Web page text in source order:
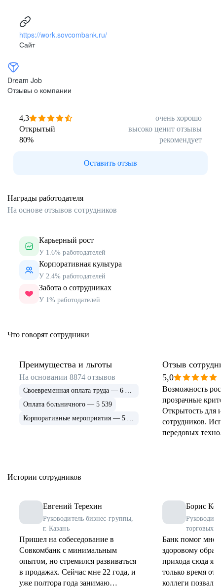
https://work.sovcombank.ru/
Сайт
Dream Job
Отзывы о компании
4,3
очень хорошо
Открытый
высоко ценит отзывы
80% рекомендует
Оставить отзыв
Награды работодателя
На основе отзывов сотрудников
Карьерный рост
У 1.6% работодателей
Корпоративная культура
У 2.4% работодателей
Забота о сотрудниках
У 1% работодателей
Что говорят сотрудники
Преимущества и льготы
На основании8874 отзывов
Своевременная оплата труда — 6 915
Оплата больничного — 5 539
Корпоративные мероприятия — 5 339
Отзыв
5,0
Возможность
прозрачные
Открытость для
сотрудников.
передовых
Истории сотрудников
Евгений Терехин
Руководитель бизнес-группы,
г. Казань
Пришел на собеседование в
Совкомбанк с минимальным
опытом, но стремился развиваться
в продажах. Сейчас мне 22 года, и
уже полтора года занимаю
Борис
торговых
Банк помог мне
здоровому
прихода сюда я
только время от
коллеги позвали